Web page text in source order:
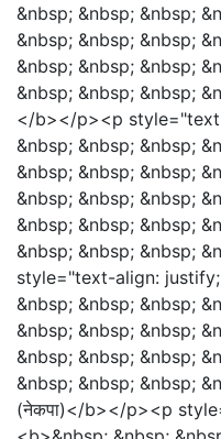
&nbsp; &nbsp; &nbsp;
&nbsp; &nbsp; &nbsp;
&nbsp; &nbsp; &nbsp;
&nbsp; &nbsp; &nbsp;
</b></p><p
&nbsp; &nbsp; &nbsp;
&nbsp; &nbsp; &nbsp;
&nbsp; &nbsp; &nbsp;
&nbsp; &nbsp; &nbsp;
&nbsp; &nbsp; &nbsp;
style="text-align:
&nbsp; &nbsp; &nbsp;
&nbsp; &nbsp; &nbsp;
&nbsp; &nbsp; &nbsp;
&nbsp; &nbsp; &nbsp;
(नेकपा)</b></p><p